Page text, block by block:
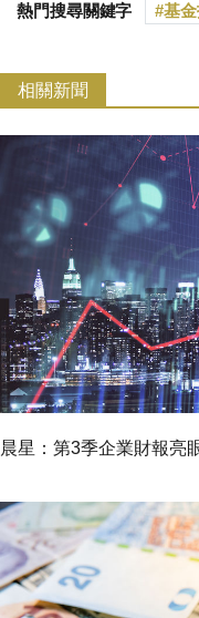
熱門搜尋關鍵字 基
相關新聞
晨星：第3季企業財報亮